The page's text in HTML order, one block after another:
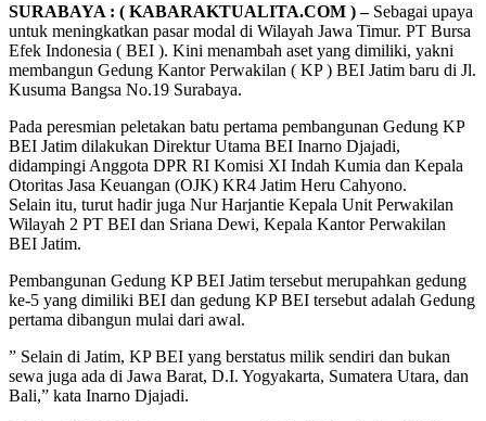
SURABAYA : ( KABARAKTUALITA.COM ) –Sebagai upaya
untuk meningkatkan pasar modal di Wilayah Jawa Timur. PT Bursa
Efek Indonesia ( BEI ). Kini menambah aset yang dimiliki, yakni
membangun Gedung Kantor Perwakilan ( KP ) BEI Jatim baru di Jl.
Kusuma Bangsa No.19 Surabaya.
Pada peresmian peletakan batu pertama pembangunan Gedung KP
BEI Jatim dilakukan Direktur Utama BEI Inarno Djajadi,
didampingi Anggota DPR RI Komisi XI Indah Kumia dan Kepala
Otoritas Jasa Keuangan (OJK) KR4 Jatim Heru Cahyono.
Selain itu, turut hadir juga Nur Harjantie Kepala Unit Perwakilan
Wilayah 2 PT BEI dan Sriana Dewi, Kepala Kantor Perwakilan
BEI Jatim.
Pembangunan Gedung KP BEI Jatim tersebut merupahkan gedung
ke-5 yang dimiliki BEI dan gedung KP BEI tersebut adalah Gedung
pertama dibangun mulai dari awal.
” Selain di Jatim, KP BEI yang berstatus milik sendiri dan bukan
sewa juga ada di Jawa Barat, D.I. Yogyakarta, Sumatera Utara, dan
Bali,” kata Inarno Djajadi.